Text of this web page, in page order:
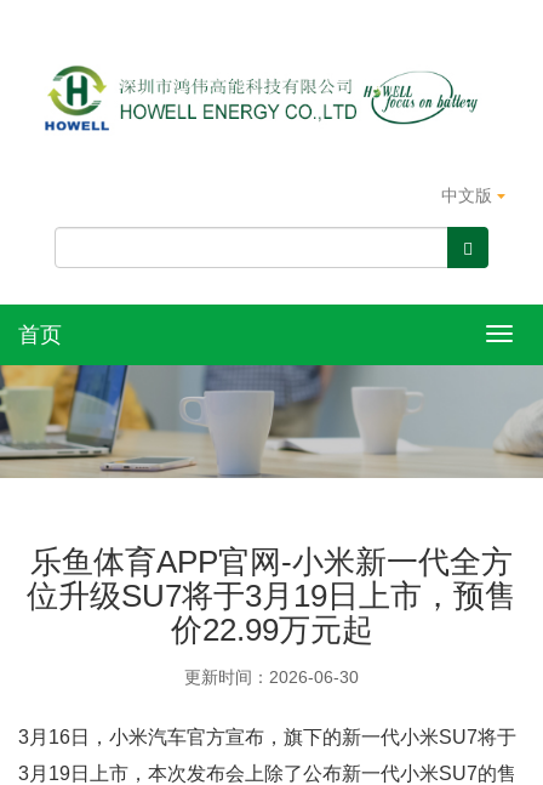
中文版
首页
乐鱼体育APP官网-小米新一代全方
位升级SU7将于3月19日上市，预售
价22.99万元起
更新时间：2026-06-30
3月16日，小米汽车官方宣布，旗下的新一代小米SU7将于
3月19日上市，本次发布会上除了公布新一代小米SU7的售